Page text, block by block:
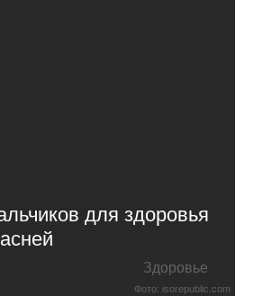
для здоровья
Здоровье
Фото: isorepublic.com